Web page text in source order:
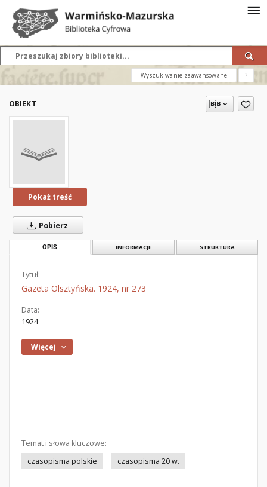
Wyszukiwanie zaawansowane ?
OBIEKT
Pokaż treść
Pobierz
OPIS INFORMACJE STRUKTURA
Tytuł:
Gazeta Olsztyńska. 1924, nr 273
Data:
1924
Więcej
Temat i słowa kluczowe:
czasopisma polskie
czasopisma 20 w.